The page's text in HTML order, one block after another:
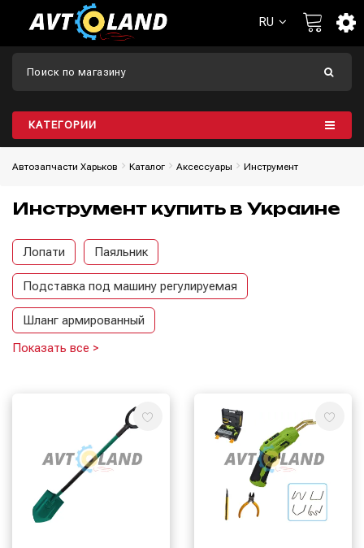
RU
КАТЕГОРИИ
Автозапчасти Харьков Каталог Aксессуары Инструмент
Инструмент купить в Украине
Лопати Паяльник
Подставка под машину регулируемая
Шланг армированный
Показать все >